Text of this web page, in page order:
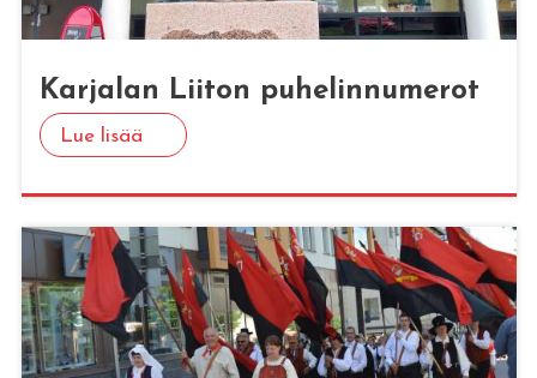
Kar­ja­lan Lii­ton pu­he­lin­nu­me­rot
Lue lisää